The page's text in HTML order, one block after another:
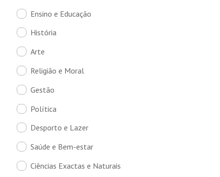
Ensino e Educação
História
Arte
Religião e Moral
Gestão
Política
Desporto e Lazer
Saúde e Bem-estar
Ciências Exactas e Naturais